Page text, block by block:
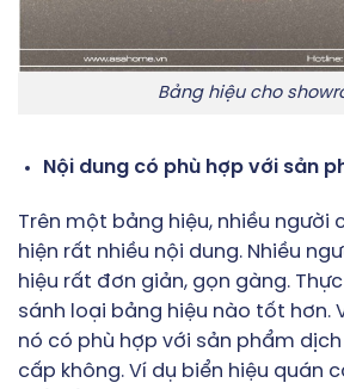
Bảng hiệu cho
Nội dung có phù hợp với sản
Trên một bảng hiệu, nhiều người
hiện rất nhiều nội dung. Nhiều
hiệu rất đơn giản, gọn gàng.
sánh loại bảng hiệu nào tốt hơn.
nó có phù hợp với sản phẩm
cấp không. Ví dụ biển hiệu quán